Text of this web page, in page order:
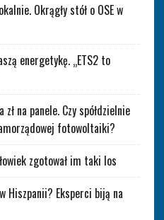
Okrągły stół o OSE w
energetykę. „ETS2 to
na panele. Czy spółdzielnie
fotowoltaiki?
zgotował im taki los
Hiszpanii? Eksperci biją na